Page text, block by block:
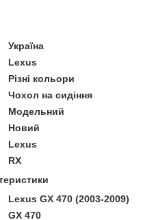
Україна
Lexus
Різні кольори
Чохол на сидіння
Модельний
Новий
Lexus
RX
Lexus GX 470 (2003-2009)
GX 470